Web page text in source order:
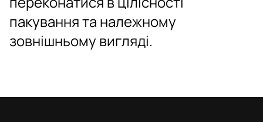
пакування та належному
зовнішньому вигляді.